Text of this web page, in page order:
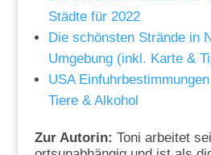
Städte für 2022
Die schönsten Strände in
Umgebung (inkl. Karte &
USA
Tiere & Alkohol
Zur Autorin: Toni arbeitet